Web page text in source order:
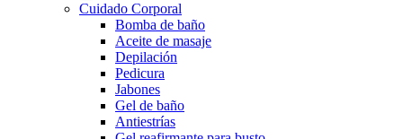
Cuidado Corporal
Bomba de baño
Aceite de masaje
Depilación
Pedicura
Jabones
Gel de baño
Antiestrías